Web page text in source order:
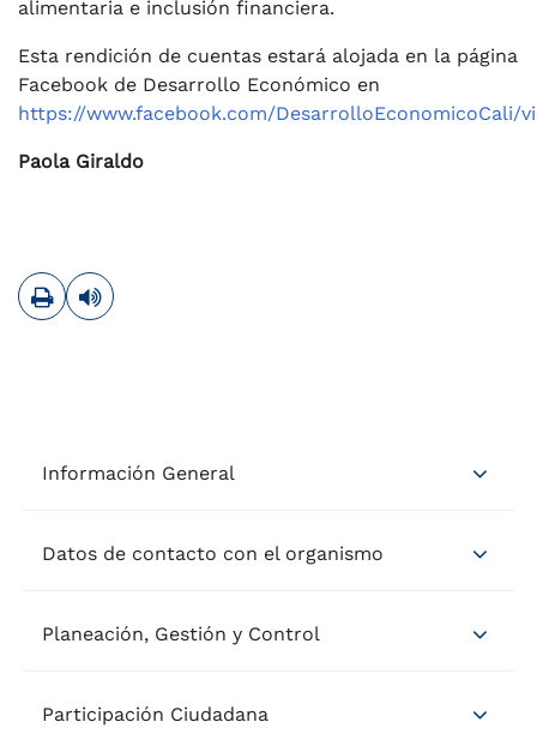
alimentaria e inclusión financiera.
Esta rendición de cuentas estará alojada en la página
Facebook de Desarrollo Económico en
https://www.facebook.com/DesarrolloEconomicoCali/
Paola Giraldo
ImprimirLeer contenido
Información General
Datos de contacto con el organismo
Planeación, Gestión y Control
Participación Ciudadana